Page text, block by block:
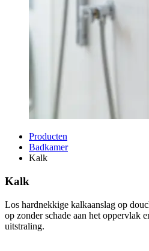
Producten
Badkamer
Kalk
Kalk
Los hardnekkige kalkaanslag op
op zonder schade aan het oppervlak
uitstraling.